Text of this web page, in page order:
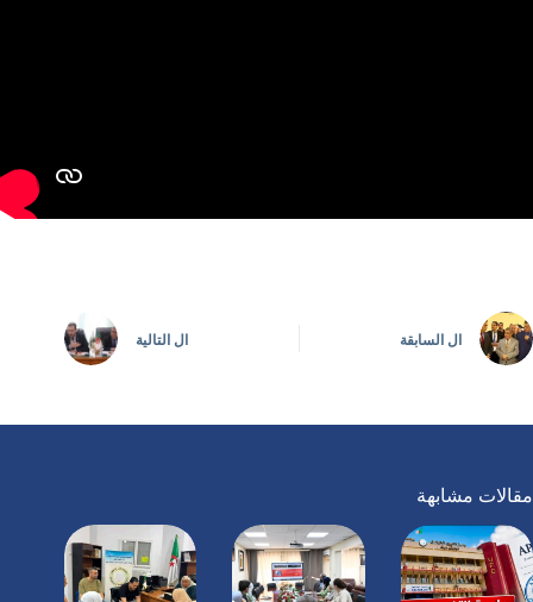
ال السابقة ال التالية
مقالات مشابهة